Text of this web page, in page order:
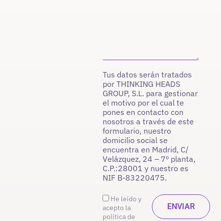
Tus datos serán tratados
por THINKING HEADS
GROUP, S.L. para gestionar
el motivo por el cual te
pones en contacto con
nosotros a través de este
formulario, nuestro
domicilio social se
encuentra en Madrid, C/
Velázquez, 24 – 7º planta,
C.P.:28001 y nuestro es
NIF B-83220475.
He leído y
acepto la
política de